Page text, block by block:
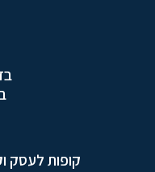
קופות לעסק